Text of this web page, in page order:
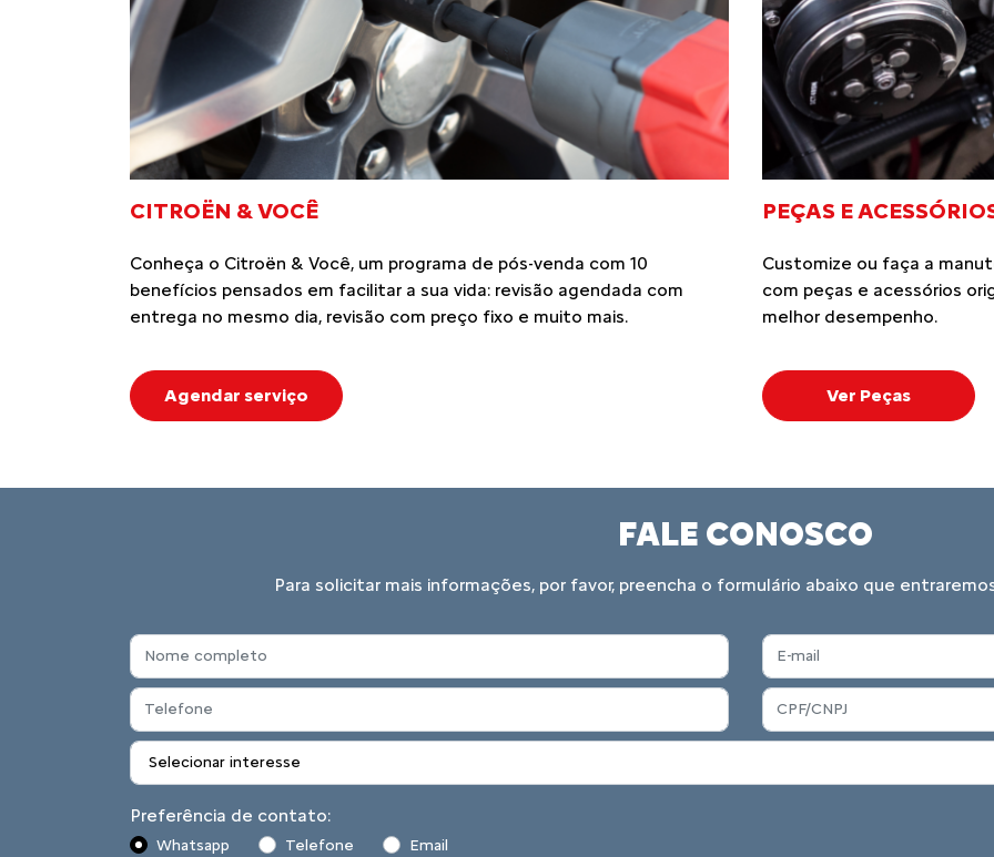
1 MILHÃO DE HISTÓRIAS SOBRE
RODAS
Em maio de 2025, a Citroën celebra um marco histórico: 1 milhão de
carros produzidos no Brasil! Desde 2001, nossa fábrica em Porto Real
(RJ) é o coração da nossa operação, onde inovação e conforto
Em todos esses anos, foram vários modelos fabricados. Todos
pensados para atender às necessidades da família brasileira.
1.800 empregos diretos e investindo no futuro com programas de
formação técnica e responsabilidade social.
CITROËN
O Citroën Citizen é um
necessidades. Aqui
clientes: revisão a